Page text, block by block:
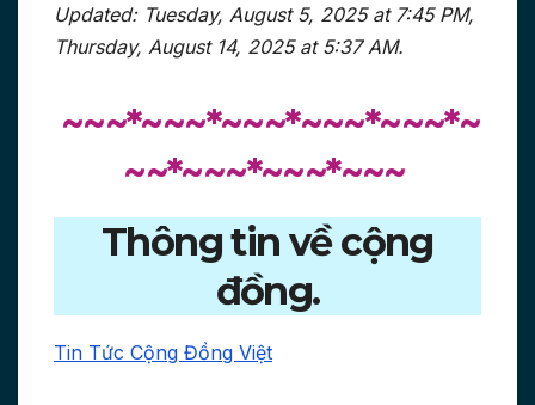
Updated: Tuesday, August 5, 2025 at 7:45 PM,
Thursday, August 14, 2025 at 5:37 AM.
~~~*~~~*~~~*~~~*~~~*~
~~*~~~*~~~*~~~
Thông tin về cộng
đồng.
Tin Tức Cộng Đồng Việt